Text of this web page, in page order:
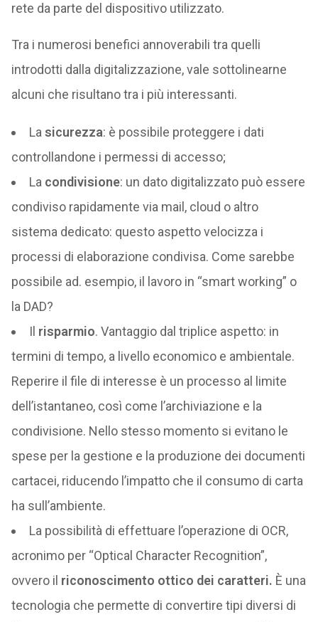
rete da parte del dispositivo utilizzato.
Tra i numerosi benefici annoverabili tra quelli
introdotti dalla digitalizzazione, vale sottolinearne
alcuni che risultano tra i più interessanti.
La sicurezza: è possibile proteggere i dati
controllandone i permessi di accesso;
La condivisione: un dato digitalizzato può essere
condiviso rapidamente via mail, cloud o altro
sistema dedicato: questo aspetto velocizza i
processi di elaborazione condivisa. Come sarebbe
possibile ad. esempio, il lavoro in “smart working” o
la DAD?
Il risparmio. Vantaggio dal triplice aspetto: in
termini di tempo, a livello economico e ambientale.
Reperire il file di interesse è un processo al limite
dell’istantaneo, così come l’archiviazione e la
condivisione. Nello stesso momento si evitano le
spese per la gestione e la produzione dei documenti
cartacei, riducendo l’impatto che il consumo di carta
ha sull’ambiente.
La possibilità di effettuare l’operazione di OCR,
acronimo per “Optical Character Recognition”,
ovvero il riconoscimento ottico dei caratteri. È una
tecnologia che permette di convertire tipi diversi di